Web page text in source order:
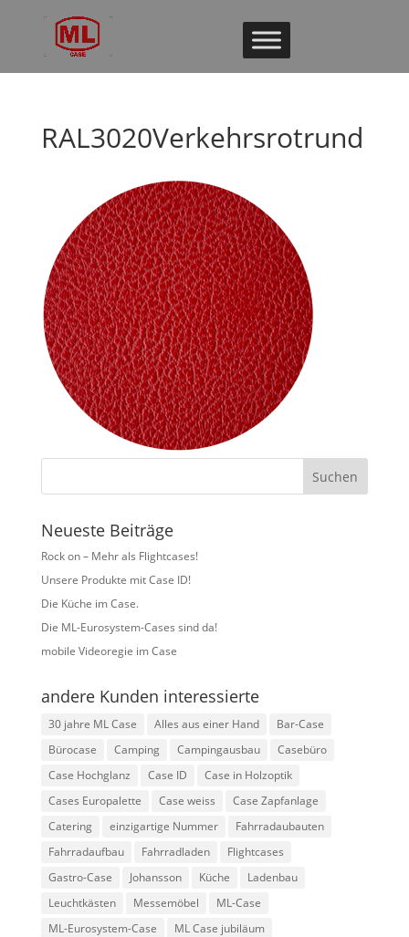
RAL3020Verkehrsrotrund
Neueste Beiträge
Rock on – Mehr als Flightcases!
Unsere Produkte mit Case ID!
Die Küche im Case.
Die ML-Eurosystem-Cases sind da!
mobile Videoregie im Case
andere Kunden interessierte
30 jahre ML Case Alles aus einer Hand
Bar-Case
Bürocase
Camping Campingausbau
Casebüro
Case Hochglanz
Case ID
Case in Holzoptik
Cases Europalette
Case weiss
Case Zapfanlage
Catering
einzigartige Nummer
Fahrradaubauten
Fahrradaufbau
Fahrradladen
Flightcases
Gastro-Case
Johansson Küche
Ladenbau
Leuchtkästen
Messemöbel
ML-Case
ML-Eurosystem-Case
ML Case jubiläum